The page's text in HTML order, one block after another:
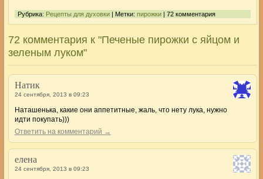
Рубрика: Рецепты для духовки| Метки: пирожки| 72 комментария
72 комментария к "Печеные пирожки с яйцом и
зеленым луком"
Натик
24 сентября, 2013 в 09:23
Наташенька, какие они аппетитные, жаль, что нету лука, нужно
идти покупать)))
Ответить на комментарий →
елена
24 сентября, 2013 в 09:23